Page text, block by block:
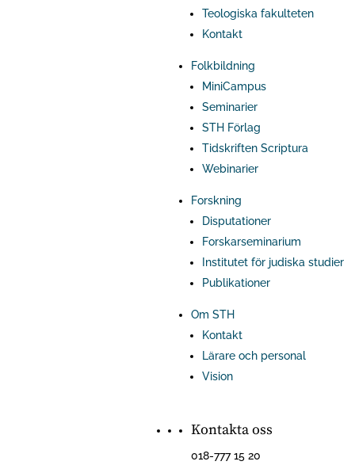
Teologiska fakulteten
Kontakt
Folkbildning
MiniCampus
Seminarier
STH Förlag
Tidskriften Scriptura
Webinarier
Forskning
Disputationer
Forskarseminarium
Institutet för judiska studier
Publikationer
Om STH
Kontakt
Lärare och personal
Vision
Kontakta oss
018-777 15 20